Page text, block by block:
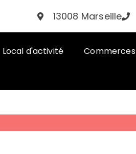
13008 Marseille
Local d'activité Commerces